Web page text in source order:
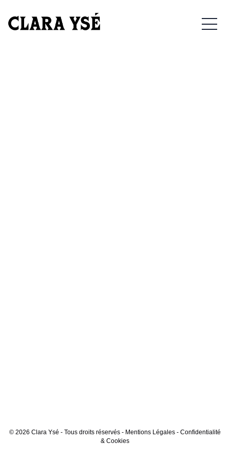
15/11/2024 – PARIS –
L’OLYMPIA
© 2026 Clara Ysé - Tous droits réservés - Mentions Légales - Confidentialité
& Cookies